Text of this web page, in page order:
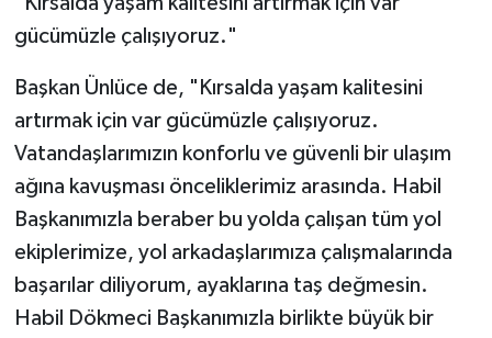
gücümüzle çalışıyoruz."
Başkan Ünlüce de, "Kırsalda yaşam kalitesini
artırmak için var gücümüzle çalışıyoruz.
Vatandaşlarımızın konforlu ve güvenli bir ulaşım
ağına kavuşması önceliklerimiz arasında. Habil
Başkanımızla beraber bu yolda çalışan tüm yol
ekiplerimize, yol arkadaşlarımıza çalışmalarında
başarılar diliyorum, ayaklarına taş değmesin.
Habil Dökmeci Başkanımızla birlikte büyük bir